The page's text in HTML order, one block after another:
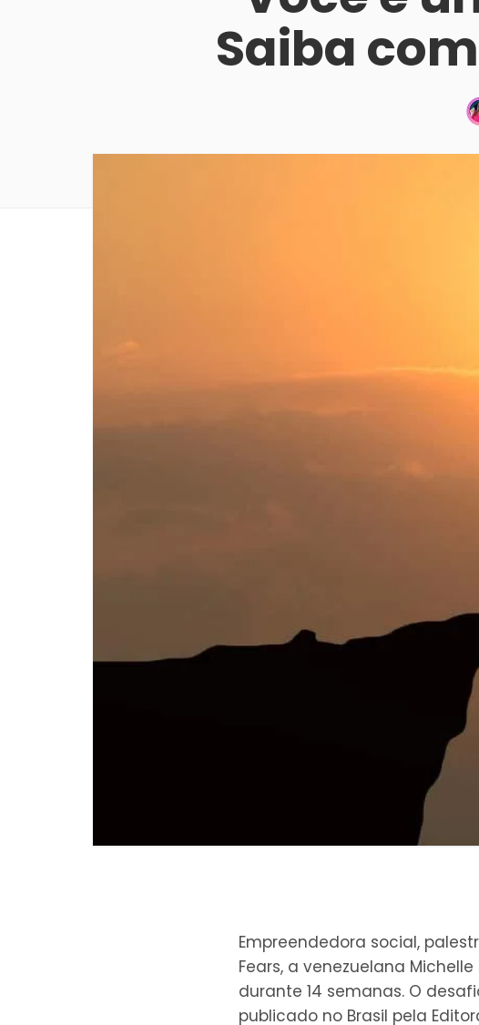
Saiba
Empreendedora social,
Fears, a venezuelana
durante 14 semanas. O
publicado no Brasil pela